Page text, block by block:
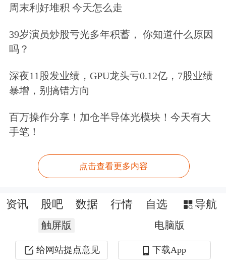
峰度夏电力保障工作具备坚实的基础。
3、为确保夏季电力平稳运行，发改委
电出力水平好于常年，多发水电节省电
发、能用尽用。
4、发改委研判，未来一段时间，由于
国内生猪基础产能已调减一定幅度，随
着下半年猪肉消费逐步增加，生猪价格
可望总体回升。当前生猪产能合理充
裕，生猪价格出现前些年非洲猪瘟时期
大幅上涨的可能性不大，预计猪粮比价
周末利好堆积 今天怎么走
39岁演员炒股亏光多年积蓄， 你知道什么原因
吗？
深夜11股发业绩，GPU龙头亏0.12亿，7股业绩
暴增，别搞错方向
百万操作分享！加仓半导体光模块！今天有大
手笔！
点击查看更多内容
资讯 股吧 数据 行情 自选 导航
触屏版 电脑版
给网站提点意见 下载App